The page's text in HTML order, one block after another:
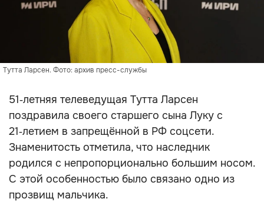
Тутта Ларсен. Фото: архив пресс-службы
51‑летняя телеведущая Тутта Ларсен
поздравила своего старшего сына Луку с
21‑летием в запрещённой в РФ соцсети.
Знаменитость отметила, что наследник
родился с непропорционально большим носом.
С этой особенностью было связано одно из
прозвищ мальчика.